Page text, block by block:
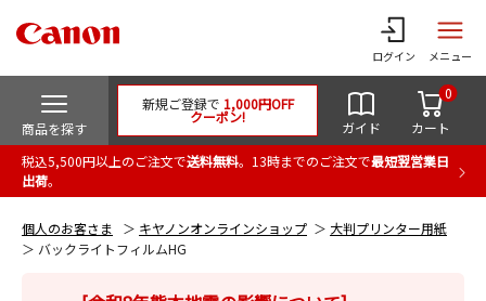
ログイン メニュー
商品を探す
新規ご登録で 1,000円OFF
クーポン!
ガイド カート
0
税込5,500円以上のご注文で送料無料。13時までのご注文で最短翌営業日
出荷。
個人のお客さま キヤノンオンラインショップ
大判プリンター用紙
バックライトフィルムHG